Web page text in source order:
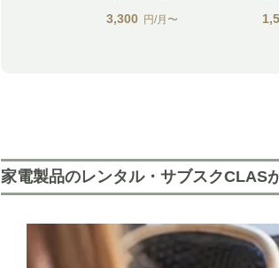
3,300 円/月〜
家電製品のレンタル・サブスクCLAS